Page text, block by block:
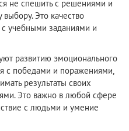
не спешить с решениями и
Это качество
учебными заданиями и
развитию эмоционального
с победами и поражениями,
результаты своих
Это важно в любой сфере
с людьми и умение